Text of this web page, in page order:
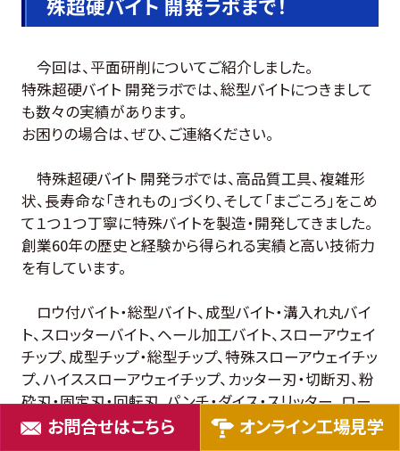
今回は、平面研削についてご紹介しました。
特殊超硬バイト 開発ラボでは、総型バイトにつきまして
も数々の実績があります。
お困りの場合は、ぜひ、ご連絡ください。
特殊超硬バイト 開発ラボでは、高品質工具、複雑形
状、長寿命な「きれもの」づくり、そして「まごころ」をこめ
て１つ１つ丁寧に特殊バイトを製造・開発してきました。
創業60年の歴史と経験から得られる実績と高い技術力
を有しています。
ロウ付バイト・総型バイト、成型バイト・溝入れ丸バイ
ト、スロッターバイト、ヘール加工バイト、スローアウェイ
チップ、成型チップ・総型チップ、特殊スローアウェイチッ
プ、ハイススローアウェイチップ、カッター刃・切断刃、粉
砕刃・固定刃・回転刃、パンチ・ダイス・スリッター、ロー
ル・センタレスブレード、コイリングピン・ワイヤー線ガイ
ド、接点・電極・耐磨耗部品 など幅広く対応、記載がな
お問合せはこちら オンライン工場見学